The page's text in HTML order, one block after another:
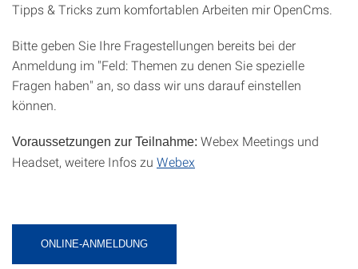
Tipps & Tricks zum komfortablen Arbeiten mir OpenCms.
Bitte geben Sie Ihre Fragestellungen bereits bei der
Anmeldung im "Feld: Themen zu denen Sie spezielle
Fragen haben" an, so dass wir uns darauf einstellen
können.
Voraussetzungen zur Teilnahme: Webex Meetings und
Headset, weitere Infos zu Webex
ONLINE-ANMELDUNG